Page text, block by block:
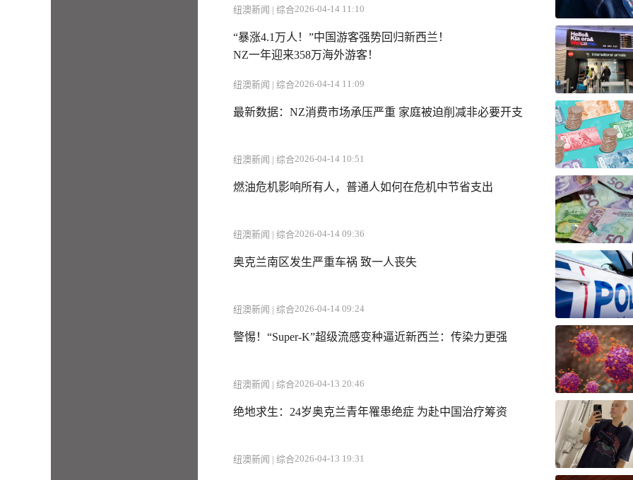
纽澳新闻 | 综合2026-04-14 11:10
“暴涨4.1万人！”中国游客强势回归新西兰！
NZ一年迎来358万海外游客！
纽澳新闻 | 综合2026-04-14 11:09
最新数据：NZ消费市场承压严重 家庭被迫削减非必要开支
纽澳新闻 | 综合2026-04-14 10:51
燃油危机影响所有人，普通人如何在危机中节省支出
纽澳新闻 | 综合2026-04-14 09:36
奥克兰南区发生严重车祸 致一人丧失
纽澳新闻 | 综合2026-04-14 09:24
警惕！“Super-K”超级流感变种逼近新西兰：传染力更强
纽澳新闻 | 综合2026-04-13 20:46
绝地求生：24岁奥克兰青年罹患绝症 为赴中国治疗筹资
纽澳新闻 | 综合2026-04-13 19:31